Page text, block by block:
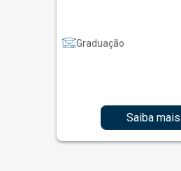
Graduação
Saiba mais